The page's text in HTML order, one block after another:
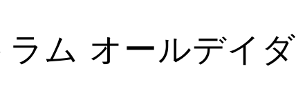
ム オールデイダ